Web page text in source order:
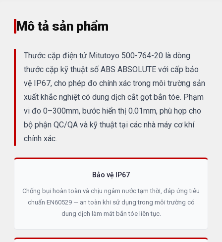
Mô tả sản phẩm
Thước cặp điện tử Mitutoyo 500-764-20 là dòng
thước cặp kỹ thuật số ABS ABSOLUTE với cấp bảo
vệ IP67, cho phép đo chính xác trong môi trường sản
xuất khắc nghiệt có dung dịch cắt gọt bắn tóe. Phạm
vi đo 0–300mm, bước hiển thị 0.01mm, phù hợp cho
bộ phận QC/QA và kỹ thuật tại các nhà máy cơ khí
chính xác.
Bảo vệ IP67
Chống bụi hoàn toàn và chịu ngâm nước tạm thời, đáp ứng tiêu
chuẩn EN60529 — an toàn khi sử dụng trong môi trường có
dung dịch làm mát bắn tóe liên tục.